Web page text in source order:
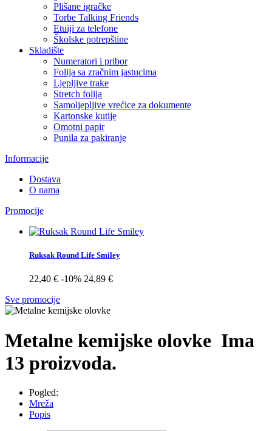
Plišane igračke
Torbe Talking Friends
Etuiji za telefone
Školske potrepštine
Skladište
Numeratori i pribor
Folija sa zračnim jastucima
Ljepljive trake
Stretch folija
Samoljepljive vrećice za dokumente
Kartonske kutije
Omotni papir
Punila za pakiranje
Informacije
Dostava
O nama
Promocije
Ruksak Round Life Smiley
22,40 € -10% 24,89 €
Sve promocije
Metalne kemijske olovke Ima
13 proizvoda.
Pogled:
Mreža
Popis